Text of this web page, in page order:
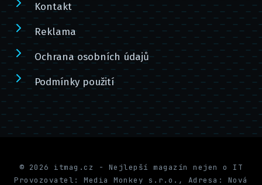
Kontakt
Reklama
Ochrana osobních údajů
Podmínky použití
© 2026 itmag.cz - Nejlepší magazín nejen o IT
Provozovatel: Media Monkey s.r.o., Adresa: Nová